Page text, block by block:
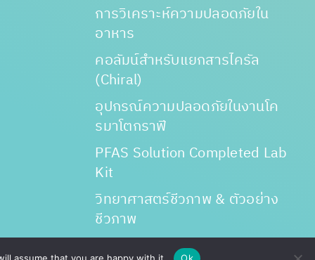
การวิเคราะห์ความปลอดภัยใน
อาหาร
คอลัมน์สำหรับแยกสารไครัล
(Chiral)
อุปกรณ์ความปลอดภัยในงานโค
รมาโตกราฟี
PFAS Solution Completed Lab
Kit
วิทยาศาสตร์ชีวภาพ & ตัวอย่าง
ชีวภาพ